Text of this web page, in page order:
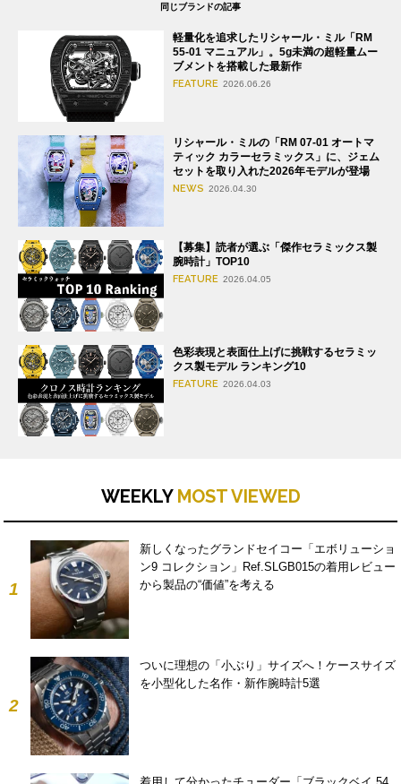
同じブランドの記事
軽量化を追求したリシャール・ミル「RM
55-01 マニュアル」。5g未満の超軽量ムー
ブメントを搭載した最新作
FEATURE 2026.06.26
リシャール・ミルの「RM 07-01 オートマ
ティック カラーセラミックス」に、ジェム
セットを取り入れた2026年モデルが登場
NEWS 2026.04.30
【募集】読者が選ぶ「傑作セラミックス製
腕時計」TOP10
FEATURE 2026.04.05
色彩表現と表面仕上げに挑戦するセラミッ
クス製モデル ランキング10
FEATURE 2026.04.03
WEEKLY MOST VIEWED
1
新しくなったグランドセイコー「エボリューショ
ン9 コレクション」Ref.SLGB015の着用レビュー
から製品の“価値”を考える
2
ついに理想の「小ぶり」サイズへ！ケースサイズ
を小型化した名作・新作腕時計5選